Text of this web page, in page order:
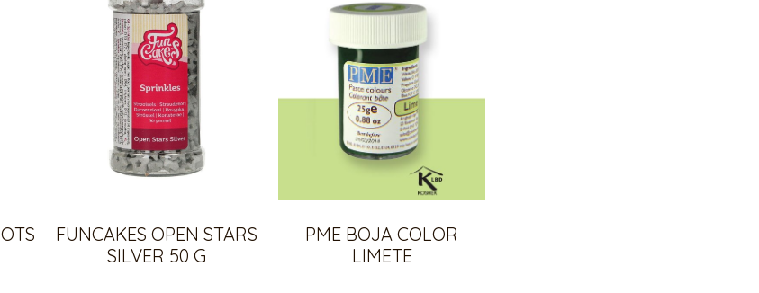
FUNCAKES OPEN STARS
SILVER 50 G
PME BOJA COLOR
LIMETE